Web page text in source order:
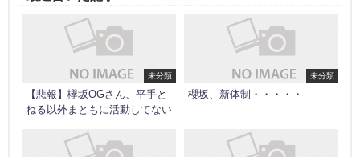
未分類
【悲報】欅坂OGさん、平手と
ねる以外まともに活動してない
未分類
櫻坂、新体制・・・・・